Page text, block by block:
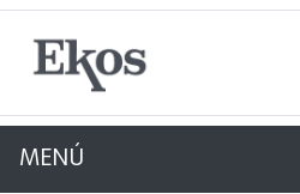
MENÚ